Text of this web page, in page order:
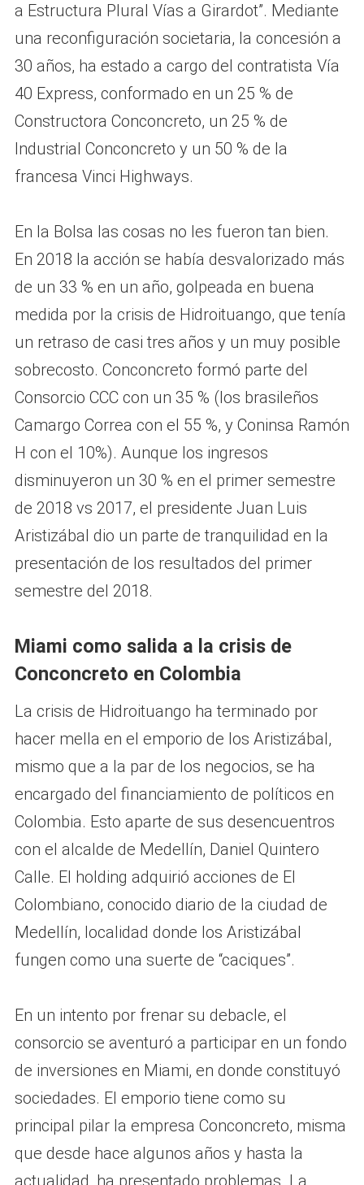
a Estructura Plural Vías a Girardot”. Mediante
una reconfiguración societaria, la concesión a
30 años, ha estado a cargo del contratista Vía
40 Express, conformado en un 25 % de
Constructora Conconcreto, un 25 % de
Industrial Conconcreto y un 50 % de la
francesa Vinci Highways.
En la Bolsa las cosas no les fueron tan bien.
En 2018 la acción se había desvalorizado más
de un 33 % en un año, golpeada en buena
medida por la crisis de Hidroituango, que tenía
un retraso de casi tres años y un muy posible
sobrecosto. Conconcreto formó parte del
Consorcio CCC con un 35 % (los brasileños
Camargo Correa con el 55 %, y Coninsa Ramón
H con el 10%). Aunque los ingresos
disminuyeron un 30 % en el primer semestre
de 2018 vs 2017, el presidente Juan Luis
Aristizábal dio un parte de tranquilidad en la
presentación de los resultados del primer
semestre del 2018.
Miami como salida a la crisis de
Conconcreto en Colombia
La crisis de Hidroituango ha terminado por
hacer mella en el emporio de los Aristizábal,
mismo que a la par de los negocios, se ha
encargado del financiamiento de políticos en
Colombia. Esto aparte de sus desencuentros
con el alcalde de Medellín, Daniel Quintero
Calle. El holding adquirió acciones de El
Colombiano, conocido diario de la ciudad de
Medellín, localidad donde los Aristizábal
fungen como una suerte de “caciques”.
En un intento por frenar su debacle, el
consorcio se aventuró a participar en un fondo
de inversiones en Miami, en donde constituyó
sociedades. El emporio tiene como su
principal pilar la empresa Conconcreto, misma
que desde hace algunos años y hasta la
actualidad, ha presentado problemas. La